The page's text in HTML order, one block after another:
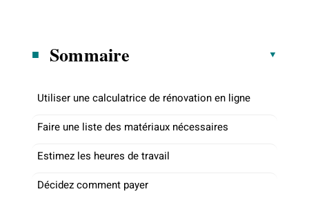
Sommaire
Utiliser une calculatrice de rénovation en ligne
Faire une liste des matériaux nécessaires
Estimez les heures de travail
Décidez comment payer